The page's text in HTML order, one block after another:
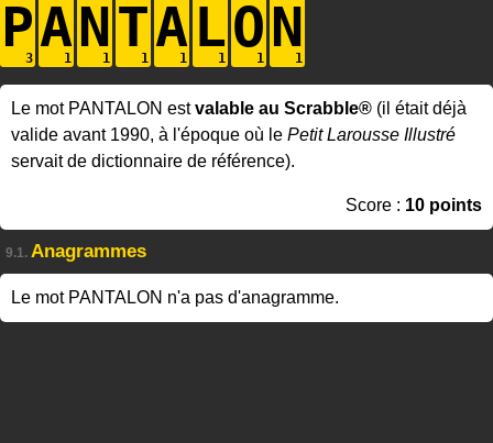
PANTALON
Le mot PANTALON estvalable au Scrabble® (il était déjà
valide avant 1990, à l'époque où le Petit Larousse Illustré
servait de dictionnaire de référence).
Score : 10 points
9.1. Anagrammes
Le mot PANTALON n'a pas d'anagramme.